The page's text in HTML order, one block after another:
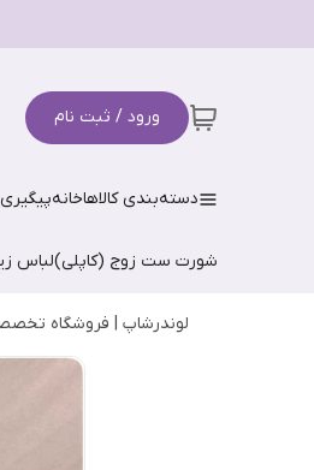
ورود / ثبت نام
دسته‌بندی کالاهاخانه
شورت ست زوج (کاپلی)لباس
لوندرشاپ | فروشگاه